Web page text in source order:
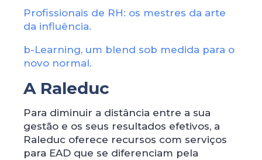
Profissionais de RH: os mestres da arte
da influência.
b-Learning, um blend sob medida para o
novo normal.
A Raleduc
Para diminuir a distância entre a sua
gestão e os seus resultados efetivos, a
Raleduc oferece recursos com serviços
para EAD que se diferenciam pela